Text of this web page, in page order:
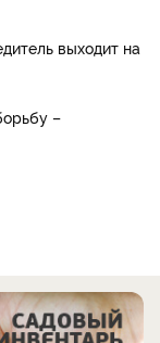
выходит на
–